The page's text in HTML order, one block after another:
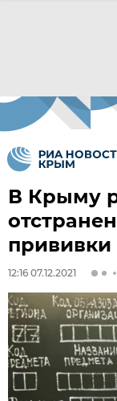
В Крыму
прививки
12:16 07.12.2021